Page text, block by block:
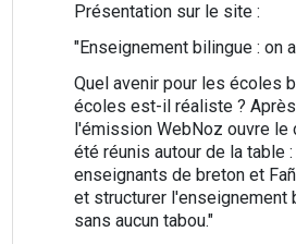
Présentation sur le site :
"Enseignement bilingue : on
Quel avenir pour les écoles
écoles est-il réaliste ?
l'émission WebNoz ouvre
été réunis autour de la table
enseignants de breton et
et structurer l'enseignement
sans aucun tabou."